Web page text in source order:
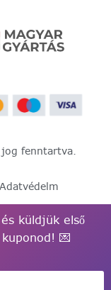
fenntartva.
Adatvédelm
és küldjük első
💌